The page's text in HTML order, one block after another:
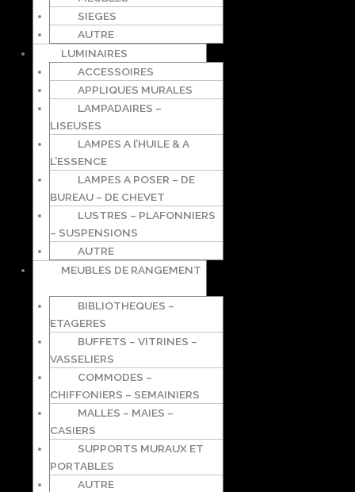
SIEGES
AUTRE
LUMINAIRES
ACCESSOIRES
APPLIQUES MURALES
LAMPADAIRES –
LISEUSES
LAMPES A l’HUILE & A
L’ESSENCE
LAMPES A POSER – DE
BUREAU – DE CHEVET
LUSTRES – PLAFONNIERS
– SUSPENSIONS
AUTRE
MEUBLES DE RANGEMENT
BIBLIOTHEQUES –
ETAGERES
BUFFETS – VITRINES –
VASSELIERS
COMMODES –
CHIFFONIERS – SEMAINIERS
MALLES – MAIES –
CASIERS
SUPPORTS MURAUX ET
PORTABLES
AUTRE